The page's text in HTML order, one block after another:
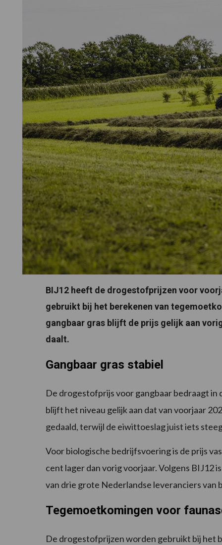
BIJ12 heeft de drogestofprijzen voor
gebruikt bij het berekenen van
gangbaar gras blijft de prijs gelijk aan
daalt.
Gangbaar gras stabiel
De drogestofprijs voor gangbaar bedraagt
blijft het niveau gelijk aan dat van voorjaar
gedaald, terwijl de eiwittoeslag juist iets
Voor biologische bedrijfsvoering is de prijs
cent lager dan vorig voorjaar. Volgens BIJ12
van drie grote Nederlandse leveranciers van
Tegemoetkomingen voor
De drogestofprijzen worden gebruikt bij het